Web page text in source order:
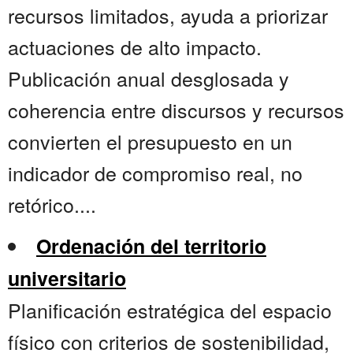
recursos limitados, ayuda a priorizar
actuaciones de alto impacto.
Publicación anual desglosada y
coherencia entre discursos y recursos
convierten el presupuesto en un
indicador de compromiso real, no
retórico....
Ordenación del territorio
universitario
Planificación estratégica del espacio
físico con criterios de sostenibilidad,